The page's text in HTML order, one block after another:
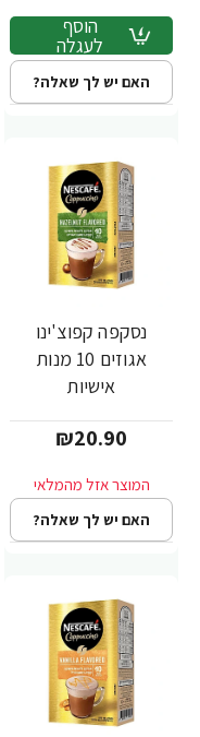
הוסף
לעגלה
האם יש לך שאלה?
נסקפה קפוצ'ינו
אגוזים 10 מנות
אישיות
₪20.90
האם יש לך שאלה?